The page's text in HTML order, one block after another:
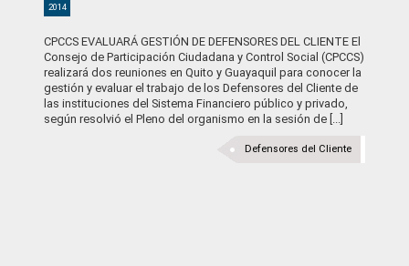
2014
CPCCS EVALUARÁ GESTIÓN DE DEFENSORES DEL CLIENTE El
Consejo de Participación Ciudadana y Control Social (CPCCS)
realizará dos reuniones en Quito y Guayaquil para conocer la
gestión y evaluar el trabajo de los Defensores del Cliente de
las instituciones del Sistema Financiero público y privado,
según resolvió el Pleno del organismo en la sesión de [...]
Defensores del Cliente